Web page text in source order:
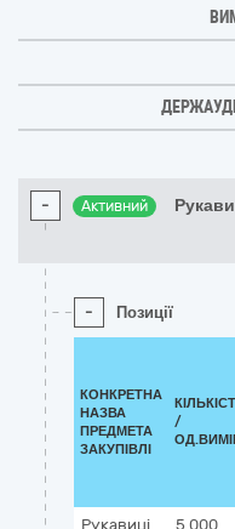
- Активний
- Позиції
КОНКРЕТНА
НАЗВА
ПРЕДМЕТА
ЗАКУПІВЛІ
/
Рукавиці
5 000